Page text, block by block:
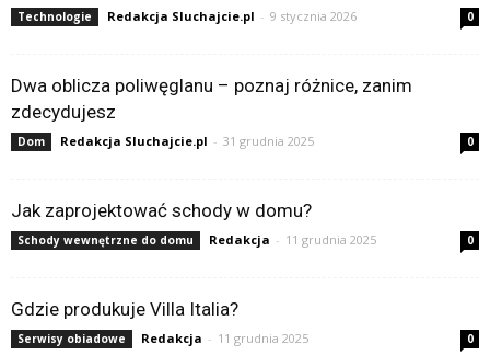
Technologie Redakcja Sluchajcie.pl - 9 stycznia 2026 0
Dwa oblicza poliwęglanu – poznaj różnice, zanim
zdecydujesz
Dom Redakcja Sluchajcie.pl - 31 grudnia 2025 0
Jak zaprojektować schody w domu?
Schody wewnętrzne do domu Redakcja - 11 grudnia 2025 0
Gdzie produkuje Villa Italia?
Serwisy obiadowe Redakcja - 11 grudnia 2025 0